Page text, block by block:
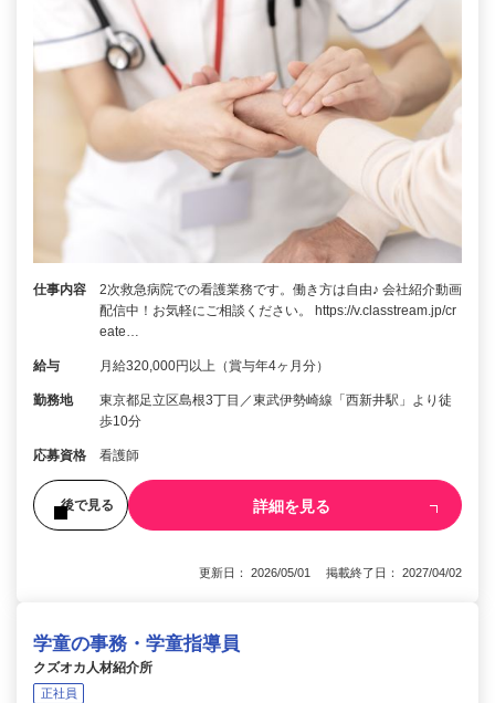
仕事内容
2次救急病院での看護業務です。働き方は自由♪ 会社紹介動画
配信中！お気軽にご相談ください。 https://v.classtream.jp/cr
eate…
給与 月給320,000円以上（賞与年4ヶ月分）
勤務地
東京都足立区島根3丁目／東武伊勢崎線「西新井駅」より徒
歩10分
応募資格 看護師
後で見る 詳細を見る
更新日： 2026/05/01 掲載終了日： 2027/04/02
学童の事務・学童指導員
クズオカ人材紹介所
正社員